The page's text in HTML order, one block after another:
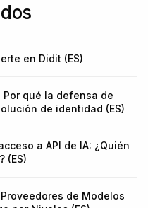
en Didit (ES)
Por qué la defensa de
de identidad (ES)
a API de IA: ¿Quién
(ES)
de Modelos